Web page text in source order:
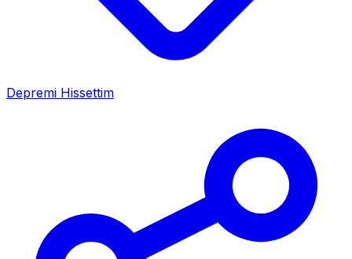
Depremi Hissettim